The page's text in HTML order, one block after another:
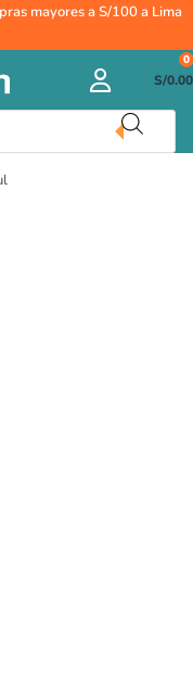
mayores a S/100 a Lima
S/0.00
0